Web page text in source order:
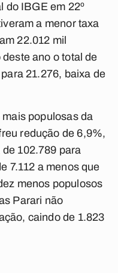
do IBGE em 22º
a menor taxa
22.012 mil
ano o total de
21.276, baixa de
populosas da
redução de 6,9%,
102.789 para
7.112 a menos que
menos populosos
Parari não
caindo de 1.823